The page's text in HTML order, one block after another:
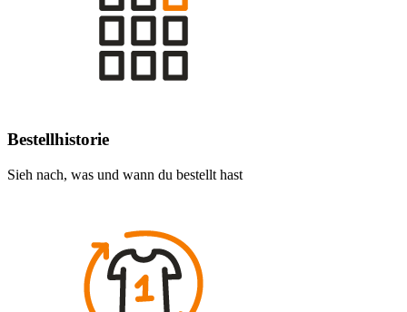
Bestellhistorie
Sieh nach, was und wann du bestellt hast